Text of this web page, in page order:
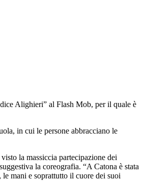
Alighieri” al Flash Mob, per il quale è
in cui le persone abbracciano le
la massiccia partecipazione dei
la coreografia. “A Catona è stata
mani e soprattutto il cuore dei suoi